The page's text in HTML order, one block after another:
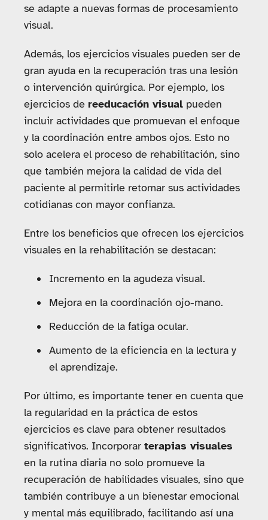
se adapte a nuevas formas de procesamiento
visual.
Además, los ejercicios visuales pueden ser de
gran ayuda en la recuperación tras una lesión
o intervención quirúrgica. Por ejemplo, los
ejercicios de reeducación visual pueden
incluir actividades que promuevan el enfoque
y la coordinación entre ambos ojos. Esto no
solo acelera el proceso de rehabilitación, sino
que también mejora la calidad de vida del
paciente al permitirle retomar sus actividades
cotidianas con mayor confianza.
Entre los beneficios que ofrecen los ejercicios
visuales en la rehabilitación se destacan:
Incremento en la agudeza visual.
Mejora en la coordinación ojo-mano.
Reducción de la fatiga ocular.
Aumento de la eficiencia en la lectura y
el aprendizaje.
Por último, es importante tener en cuenta que
la regularidad en la práctica de estos
ejercicios es clave para obtener resultados
significativos. Incorporar terapias visuales
en la rutina diaria no solo promueve la
recuperación de habilidades visuales, sino que
también contribuye a un bienestar emocional
y mental más equilibrado, facilitando así una